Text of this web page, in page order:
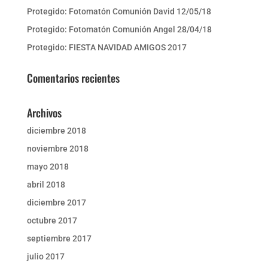
Protegido: Fotomatón Comunión David 12/05/18
Protegido: Fotomatón Comunión Angel 28/04/18
Protegido: FIESTA NAVIDAD AMIGOS 2017
Comentarios recientes
Archivos
diciembre 2018
noviembre 2018
mayo 2018
abril 2018
diciembre 2017
octubre 2017
septiembre 2017
julio 2017